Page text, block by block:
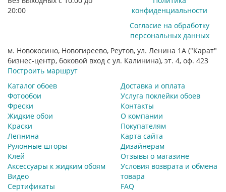
20:00
конфиденциальности
Согласие на обработку
персональных данных
м. Новокосино, Новогиреево, Реутов, ул. Ленина 1А ("Карат"
бизнес-центр, боковой вход с ул. Калинина), эт. 4, оф. 423
Построить маршрут
Каталог обоев
Фотообои
Фрески
Жидкие обои
Краски
Лепнина
Рулонные шторы
Клей
Аксессуары к жидким обоям
Видео
Сертификаты
Доставка и оплата
Услуга поклейки обоев
Контакты
О компании
Покупателям
Карта сайта
Дизайнерам
Отзывы о магазине
Условия возврата и обмена
товара
FAQ